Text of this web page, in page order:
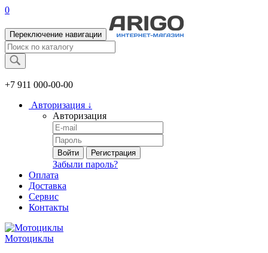
0
Переключение навигации
+7 911 000-00-00
Авторизация ↓
Авторизация
Войти Регистрация
Забыли пароль?
Оплата
Доставка
Сервис
Контакты
Мотоциклы